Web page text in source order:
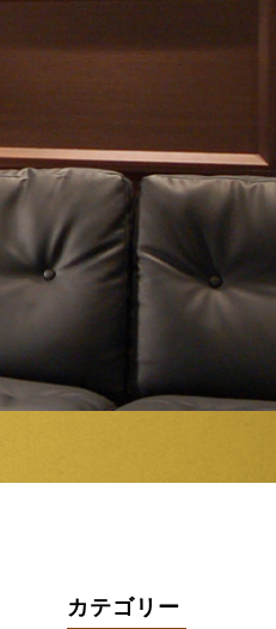
カテゴリー